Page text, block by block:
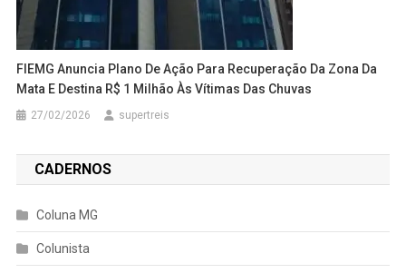
FIEMG Anuncia Plano De Ação Para Recuperação Da Zona Da
Mata E Destina R$ 1 Milhão Às Vítimas Das Chuvas
27/02/2026 supertreis
CADERNOS
Coluna MG
Colunista